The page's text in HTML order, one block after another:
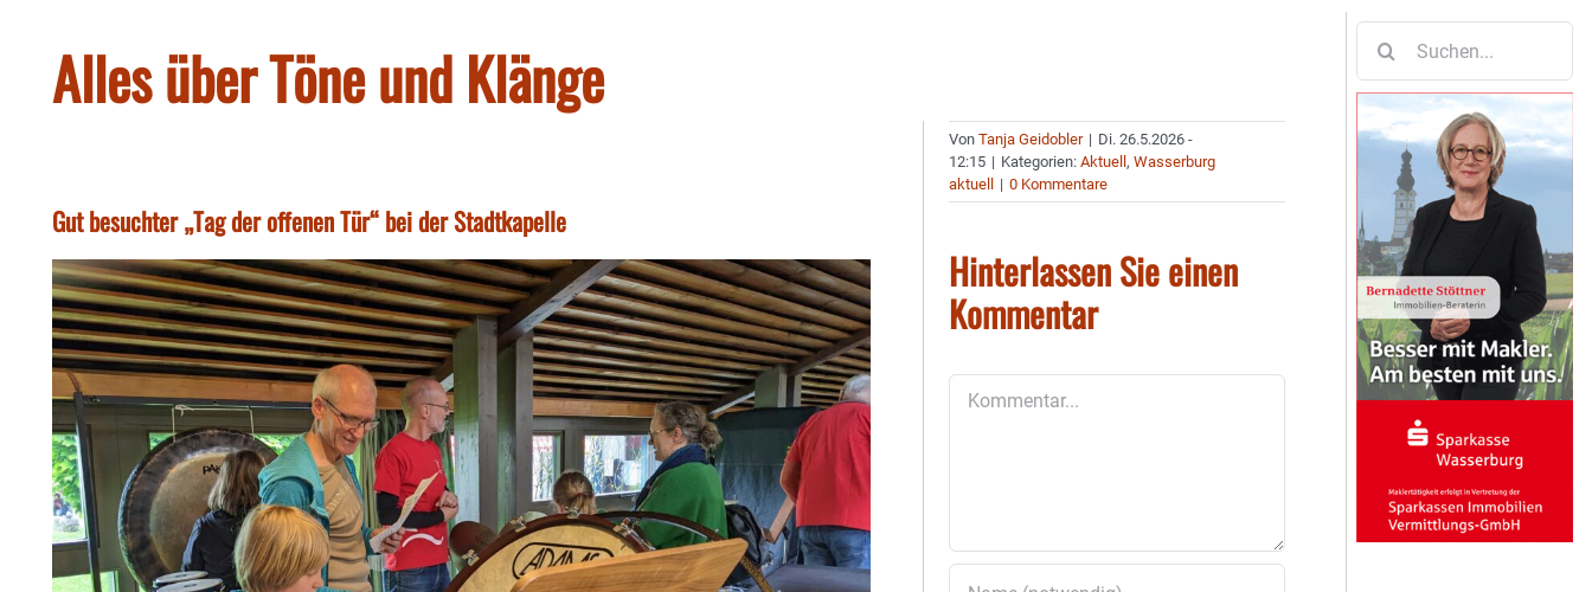
Alles über Töne und Klänge
Gut besuchter „Tag der offenen Tür“ bei der Stadtkapelle
VonTanja Geidobler | Di. 26.5.2026 -
12:15 | Kategorien:Aktuell,Wasserburg
aktuell
| 0 Kommentare
Hinterlassen Sie einen
Kommentar
nach: